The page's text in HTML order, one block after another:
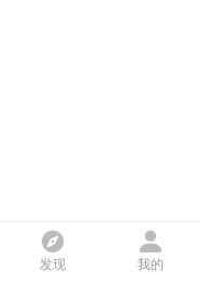
发现 我的